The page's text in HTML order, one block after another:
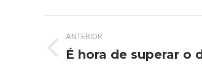
Navegação
de
ANTERIOR
Post
É hora de superar o